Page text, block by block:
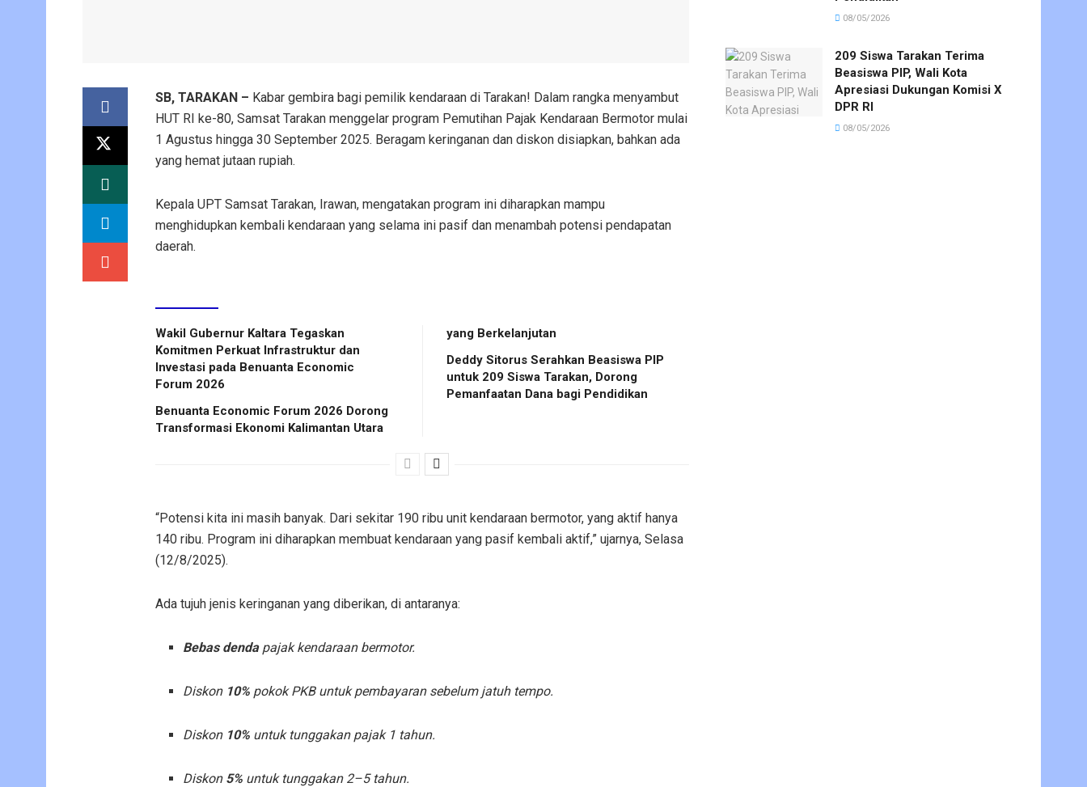
SB, TARAKAN – Kabar gembira bagi pemilik kendaraan di Tarakan! Dalam rangka menyambut
HUT RI ke-80, Samsat Tarakan menggelar program Pemutihan Pajak Kendaraan Bermotor mulai
1 Agustus hingga 30 September 2025. Beragam keringanan dan diskon disiapkan, bahkan ada
yang hemat jutaan rupiah.
Kepala UPT Samsat Tarakan, Irawan, mengatakan program ini diharapkan mampu
menghidupkan kembali kendaraan yang selama ini pasif dan menambah potensi pendapatan
daerah.
Wakil Gubernur Kaltara Tegaskan
Komitmen Perkuat Infrastruktur dan
Investasi pada Benuanta Economic
Forum 2026
Benuanta Economic Forum 2026 Dorong
Transformasi Ekonomi Kalimantan Utara
yang Berkelanjutan
Deddy Sitorus Serahkan Beasiswa PIP
untuk 209 Siswa Tarakan, Dorong
Pemanfaatan Dana bagi Pendidikan
“Potensi kita ini masih banyak. Dari sekitar 190 ribu unit kendaraan bermotor, yang aktif hanya
140 ribu. Program ini diharapkan membuat kendaraan yang pasif kembali aktif,” ujarnya, Selasa
(12/8/2025).
Ada tujuh jenis keringanan yang diberikan, di antaranya:
Bebas dendapajak kendaraan bermotor.
Diskon 10% pokok PKB untuk pembayaran sebelum jatuh tempo.
Diskon 10% untuk tunggakan pajak 1 tahun.
Diskon 5% untuk tunggakan 2–5 tahun.
08/05/2026
209 Siswa Tarakan Terima
Beasiswa PIP, Wali Kota
Apresiasi Dukungan Komisi X
DPR RI
08/05/2026